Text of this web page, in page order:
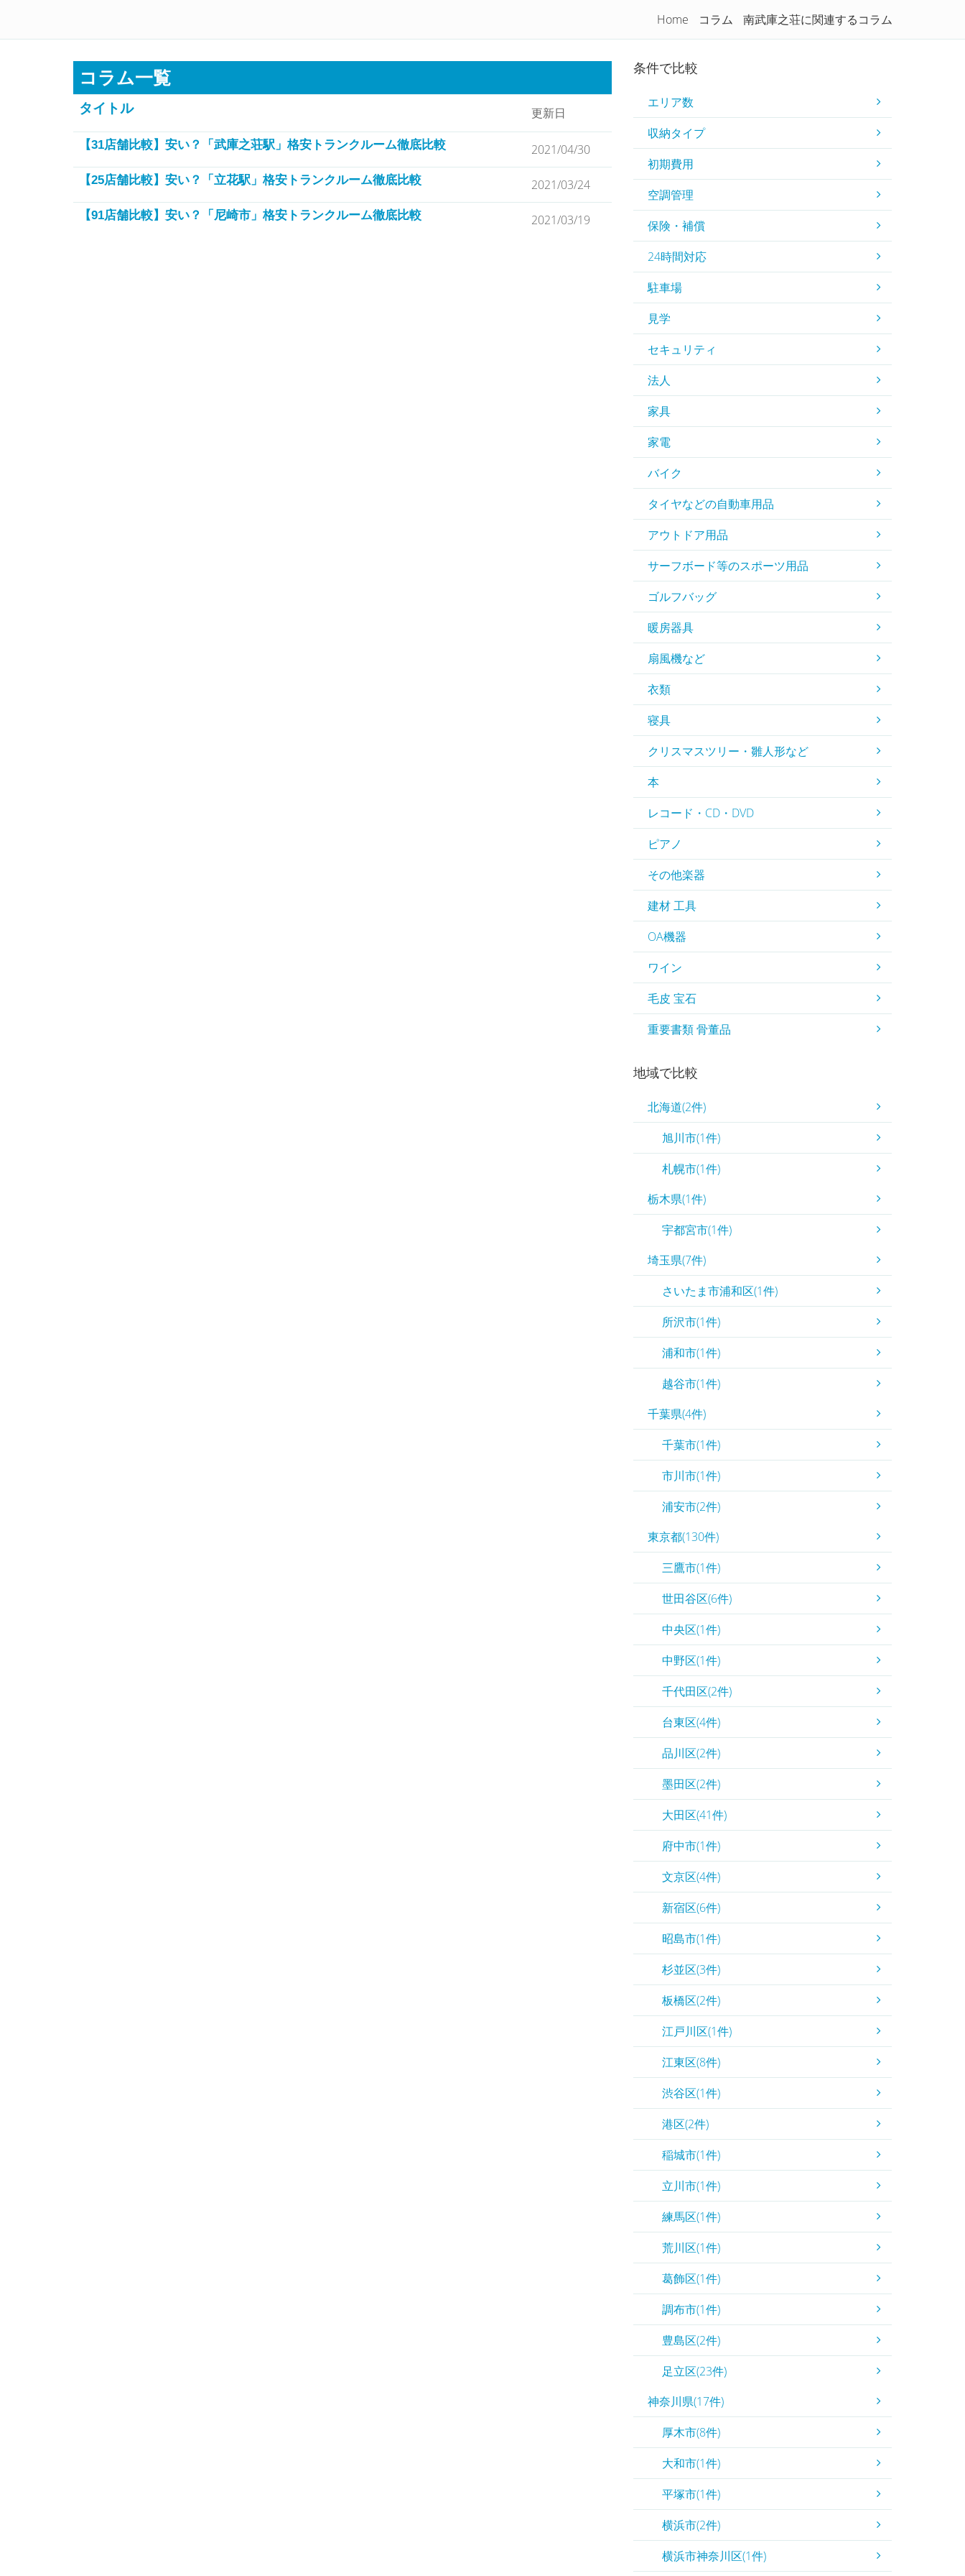
コラム 初めてのトランクルーム
Home コラム 南武庫之荘に関連するコラム
コラム一覧
タイトル 更新日
【31店舗比較】安い？「武庫之荘駅」格安トランクルーム徹底比較 2021/04/30
【25店舗比較】安い？「立花駅」格安トランクルーム徹底比較 2021/03/24
【91店舗比較】安い？「尼崎市」格安トランクルーム徹底比較 2021/03/19
条件で比較
エリア数
収納タイプ
初期費用
空調管理
保険・補償
24時間対応
駐車場
見学
セキュリティ
法人
家具
家電
バイク
タイヤなどの自動車用品
アウトドア用品
サーフボード等のスポーツ用品
ゴルフバッグ
暖房器具
扇風機など
衣類
寝具
クリスマスツリー・雛人形など
本
レコード・CD・DVD
ピアノ
その他楽器
建材 工具
OA機器
ワイン
毛皮 宝石
重要書類 骨董品
地域で比較
北海道(2件)
旭川市(1件)
札幌市(1件)
栃木県(1件)
宇都宮市(1件)
埼玉県(7件)
さいたま市浦和区(1件)
所沢市(1件)
浦和市(1件)
越谷市(1件)
千葉県(4件)
千葉市(1件)
市川市(1件)
浦安市(2件)
東京都(130件)
三鷹市(1件)
世田谷区(6件)
中央区(1件)
中野区(1件)
千代田区(2件)
台東区(4件)
品川区(2件)
墨田区(2件)
大田区(41件)
府中市(1件)
文京区(4件)
新宿区(6件)
昭島市(1件)
杉並区(3件)
板橋区(2件)
江戸川区(1件)
江東区(8件)
渋谷区(1件)
港区(2件)
稲城市(1件)
立川市(1件)
練馬区(1件)
荒川区(1件)
葛飾区(1件)
調布市(1件)
豊島区(2件)
足立区(23件)
神奈川県(17件)
厚木市(8件)
大和市(1件)
平塚市(1件)
横浜市(2件)
横浜市神奈川区(1件)